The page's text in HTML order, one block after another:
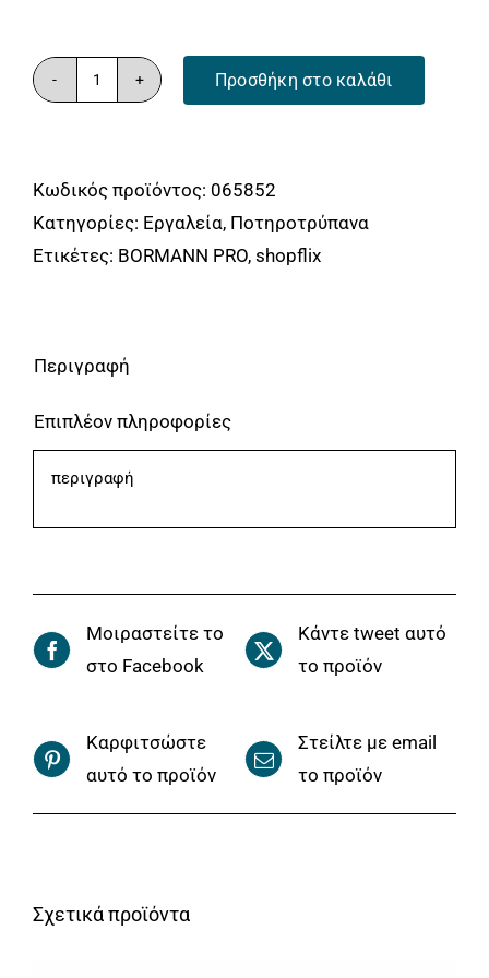
BORMANN
Διαμαντοκορώνα
Υγρής
Κοπής
1/2
BORMANN
Pro
ποσότητα
Προσθήκη στο καλάθι
Κωδικός προϊόντος: 065852
Κατηγορίες: Εργαλεία, Ποτηροτρύπανα
Ετικέτες: BORMANN PRO, shopflix
Περιγραφή
Επιπλέον πληροφορίες
περιγραφή
Μοιραστείτε το
στο Facebook
Κάντε tweet αυτό
το προϊόν
Καρφιτσώστε
αυτό το προϊόν
Στείλτε με email
το προϊόν
Σχετικά προϊόντα